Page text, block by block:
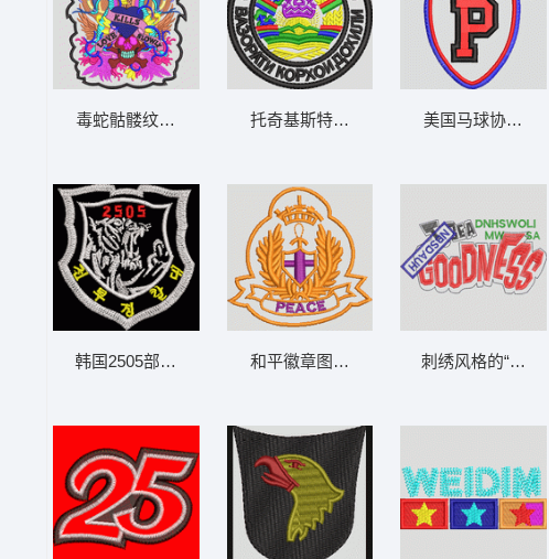
毒蛇骷髅纹身图案 骷髅蛇章仔
韩国2505部队徽章 老虎章仔
托奇基斯特翁市徽 章仔
和平徽章图案 章仔
美国马球协会徽
刺绣风格的